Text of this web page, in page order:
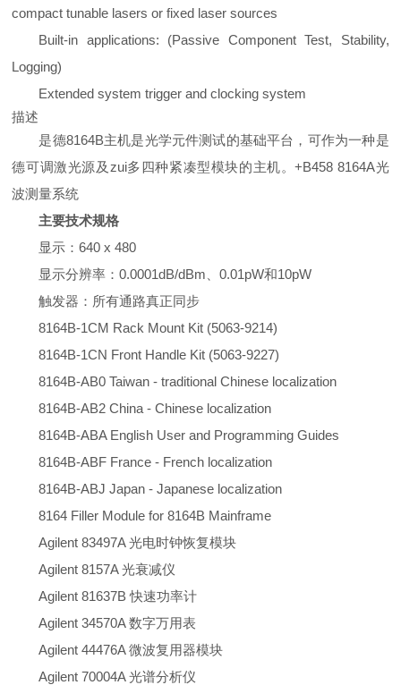
compact tunable lasers or fixed laser sources
Built-in applications: (Passive Component Test, Stability,
Logging)
Extended system trigger and clocking system
描述
是德8164B主机是光学元件测试的基础平台，可作为一种是
德可调激光源及zui多四种紧凑型模块的主机。+B458 8164A光
波测量系统
主要技术规格
显示：640 x 480
显示分辨率：0.0001dB/dBm、0.01pW和10pW
触发器：所有通路真正同步
8164B-1CM Rack Mount Kit (5063-9214)
8164B-1CN Front Handle Kit (5063-9227)
8164B-AB0 Taiwan - traditional Chinese localization
8164B-AB2 China - Chinese localization
8164B-ABA English User and Programming Guides
8164B-ABF France - French localization
8164B-ABJ Japan - Japanese localization
8164 Filler Module for 8164B Mainframe
Agilent 83497A 光电时钟恢复模块
Agilent 8157A 光衰减仪
Agilent 81637B 快速功率计
Agilent 34570A 数字万用表
Agilent 44476A 微波复用器模块
Agilent 70004A 光谱分析仪